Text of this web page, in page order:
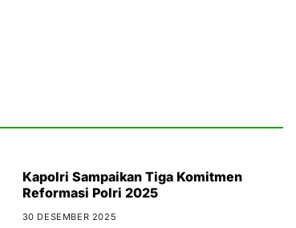
Kapolri Sampaikan Tiga Komitmen
Reformasi Polri 2025
30 DESEMBER 2025